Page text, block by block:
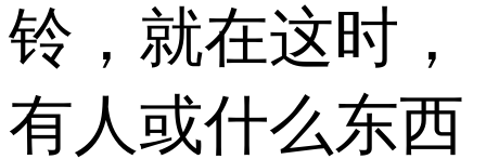
铃，就在这时，
有人或什么东西